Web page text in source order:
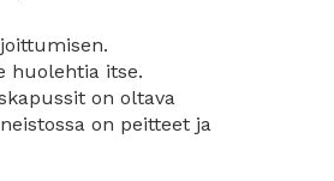
huolehtia itse.
on oltava
on peitteet ja